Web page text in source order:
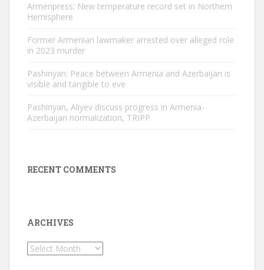
Armenpress: New temperature record set in Northern
Hemisphere
Former Armenian lawmaker arrested over alleged role
in 2023 murder
Pashinyan: Peace between Armenia and Azerbaijan is
visible and tangible to eve
Pashinyan, Aliyev discuss progress in Armenia-
Azerbaijan normalization, TRIPP
RECENT COMMENTS
ARCHIVES
Archives